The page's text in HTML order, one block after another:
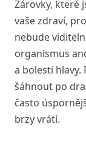
Žárovky, které
vaše zdraví,
nebude
organismus
a bolestí hlavy.
šáhnout po
často
brzy vrátí.